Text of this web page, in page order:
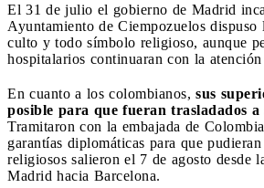
El 31 de julio el gobierno de Madrid
Ayuntamiento de Ciempozuelos dispuso
culto y todo símbolo religioso, aunque
hospitalarios continuaran con la atención
En cuanto a los colombianos, sus
posible para que fueran trasladados
Tramitaron con la embajada de
garantías diplomáticas para que
religiosos salieron el 7 de agosto desde
Madrid hacia Barcelona.